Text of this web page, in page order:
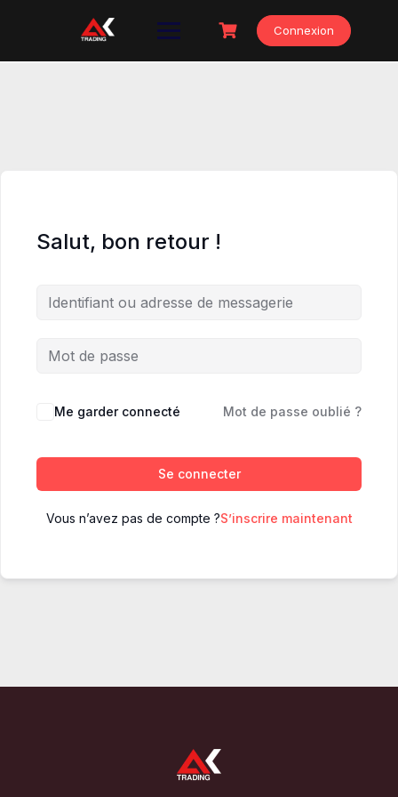
Connexion
Salut, bon retour !
Me garder connecté Mot de passe oublié ?
Se connecter
Vous n’avez pas de compte ?S’inscrire maintenant